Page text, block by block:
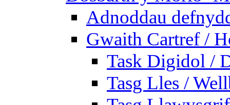
Adnoddau
Gwaith Cartref /
Task Digidol /
Tasg Lles /